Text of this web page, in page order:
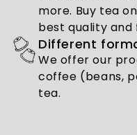
more. Buy tea
best quality and
Different
We offer our
coffee (beans,
tea.